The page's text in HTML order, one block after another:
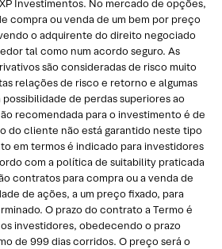
Investimentos. No mercado de opções,
compra ou venda de um bem por preço
o adquirente do direito negociado
tal como num acordo seguro. As
são consideradas de risco muito
relações de risco e retorno e algumas
de perdas superiores ao
recomendada para o investimento é de
do cliente não está garantido neste tipo
em termos é indicado para investidores
com a política de suitability praticada
contratos para compra ou a venda de
de ações, a um preço fixado, para
O prazo do contrato a Termo é
investidores, obedecendo o prazo
de 999 dias corridos. O preço será o